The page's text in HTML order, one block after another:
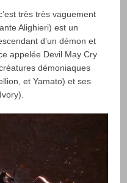
très très vaguement
Alighieri) est un
d’un démon et
appelée Devil May Cry
démoniaques
et Yamato) et ses